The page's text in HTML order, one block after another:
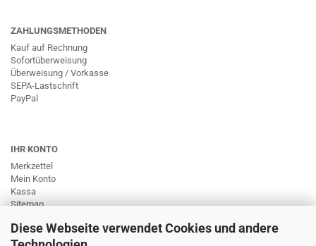
Diese Webseite verwendet Cookies und andere
ZAHLUNGSMETHODEN
Kauf auf Rechnung
Sofortüberweisung
Überweisung / Vorkasse
SEPA-Lastschrift
PayPal
IHR KONTO
Merkzettel
Mein Konto
Kassa
Sitemap